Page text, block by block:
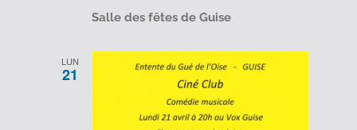
Salle des fêtes de Guise
LUN
21